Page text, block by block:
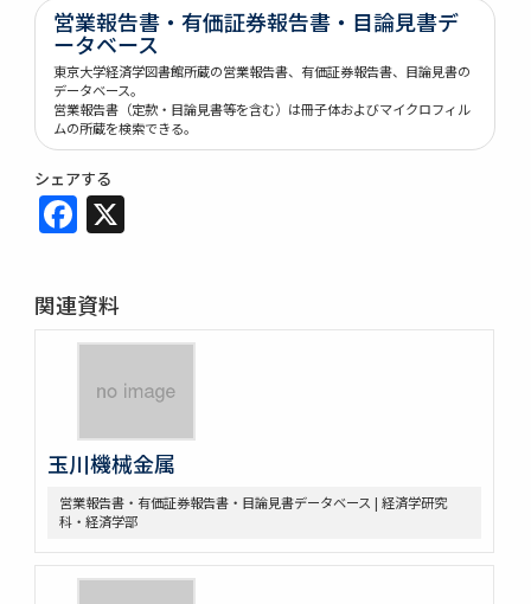
営業報告書・有価証券報告書・目論見書デ
ータベース
東京大学経済学図書館所蔵の営業報告書、有価証券報告書、目論見書の
データベース。
営業報告書（定款・目論見書等を含む）は冊子体およびマイクロフィル
ムの所蔵を検索できる。
シェアする
Facebook
関連資料
玉川機械金属
営業報告書・有価証券報告書・目論見書データベース | 経済学研究
科・経済学部